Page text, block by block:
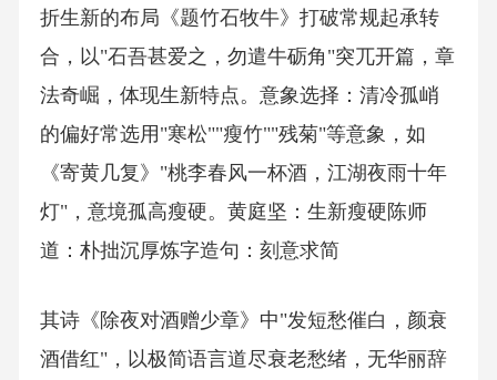
折生新的布局《题竹石牧牛》打破常规起承转
合，以"石吾甚爱之，勿遣牛砺角"突兀开篇，章
法奇崛，体现生新特点。意象选择：清冷孤峭
的偏好常选用"寒松""瘦竹""残菊"等意象，如
《寄黄几复》"桃李春风一杯酒，江湖夜雨十年
灯"，意境孤高瘦硬。黄庭坚：生新瘦硬陈师
道：朴拙沉厚炼字造句：刻意求简
其诗《除夜对酒赠少章》中"发短愁催白，颜衰
酒借红"，以极简语言道尽衰老愁绪，无华丽辞